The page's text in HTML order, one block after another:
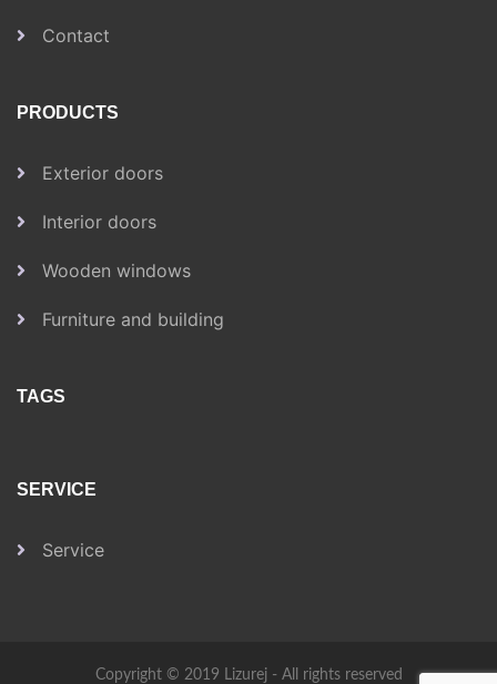
Contact
PRODUCTS
Exterior doors
Interior doors
Wooden windows
Furniture and building
TAGS
SERVICE
Service
Copyright © 2019 Lizurej - All rights reserved